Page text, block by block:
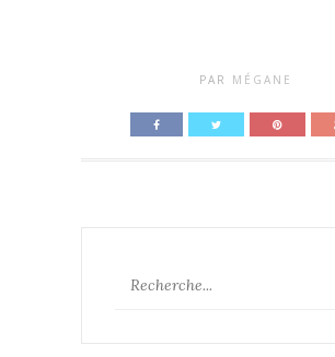
PAR MÉGANE